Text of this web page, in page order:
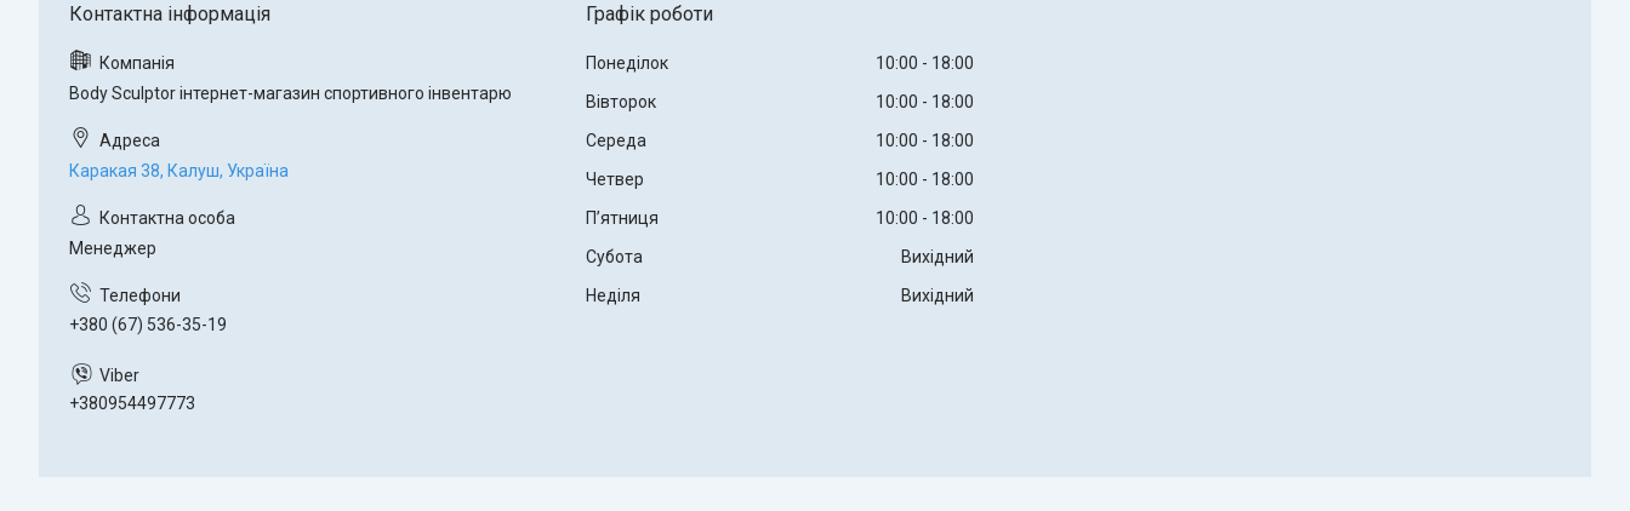
Body Sculptor інтернет-магазин спортивного інвентарю
Каракая 38, Калуш, Україна
Менеджер
+380 (67) 536-35-19
+380954497773
Графік роботи
Понеділок 10:00
18:00
Вівторок
10:00
18:00
Середа
10:00
18:00
Четвер
10:00
18:00
Пʼятниця
10:00
18:00
Субота
Вихідний
Неділя
Вихідний